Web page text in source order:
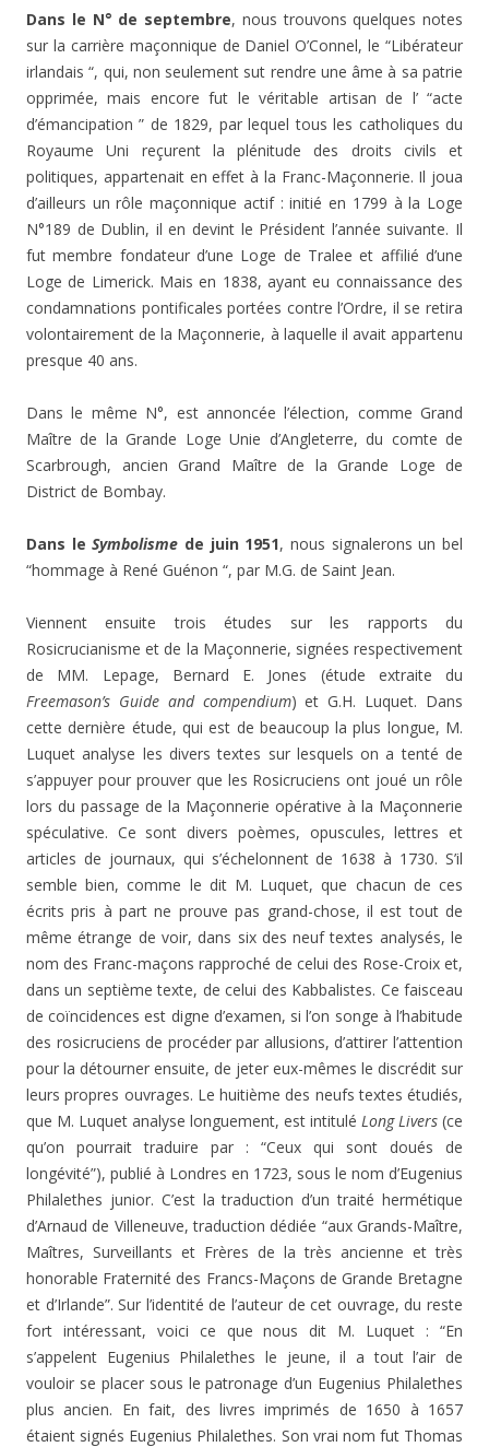
Dans le N° de septembre, nous trouvons quelques notes
sur la carrière maçonnique de Daniel O’Connel, le “Libérateur
irlandais “, qui, non seulement sut rendre une âme à sa patrie
opprimée, mais encore fut le véritable artisan de l’ “acte
d’émancipation ” de 1829, par lequel tous les catholiques du
Royaume Uni reçurent la plénitude des droits civils et
politiques, appartenait en effet à la Franc-Maçonnerie. Il joua
d’ailleurs un rôle maçonnique actif : initié en 1799 à la Loge
N°189 de Dublin, il en devint le Président l’année suivante. Il
fut membre fondateur d’une Loge de Tralee et affilié d’une
Loge de Limerick. Mais en 1838, ayant eu connaissance des
condamnations pontificales portées contre l’Ordre, il se retira
volontairement de la Maçonnerie, à laquelle il avait appartenu
presque 40 ans.
Dans le même N°, est annoncée l’élection, comme Grand
Maître de la Grande Loge Unie d’Angleterre, du comte de
Scarbrough, ancien Grand Maître de la Grande Loge de
District de Bombay.
Dans leSymbolisme de juin 1951, nous signalerons un bel
“hommage à René Guénon “, par M.G. de Saint Jean.
Viennent ensuite trois études sur les rapports du
Rosicrucianisme et de la Maçonnerie, signées respectivement
de MM. Lepage, Bernard E. Jones (étude extraite du
Freemason’s Guide and compendium) et G.H. Luquet. Dans
cette dernière étude, qui est de beaucoup la plus longue, M.
Luquet analyse les divers textes sur lesquels on a tenté de
s’appuyer pour prouver que les Rosicruciens ont joué un rôle
lors du passage de la Maçonnerie opérative à la Maçonnerie
spéculative. Ce sont divers poèmes, opuscules, lettres et
articles de journaux, qui s’échelonnent de 1638 à 1730. S’il
semble bien, comme le dit M. Luquet, que chacun de ces
écrits pris à part ne prouve pas grand-chose, il est tout de
même étrange de voir, dans six des neuf textes analysés, le
nom des Franc-maçons rapproché de celui des Rose-Croix et,
dans un septième texte, de celui des Kabbalistes. Ce faisceau
de coïncidences est digne d’examen, si l’on songe à l’habitude
des rosicruciens de procéder par allusions, d’attirer l’attention
pour la détourner ensuite, de jeter eux-mêmes le discrédit sur
leurs propres ouvrages. Le huitième des neufs textes étudiés,
que M. Luquet analyse longuement, est intitulé Long Livers (ce
qu’on pourrait traduire par : “Ceux qui sont doués de
longévité”), publié à Londres en 1723, sous le nom d’Eugenius
Philalethes junior. C’est la traduction d’un traité hermétique
d’Arnaud de Villeneuve, traduction dédiée “aux Grands-Maître,
Maîtres, Surveillants et Frères de la très ancienne et très
honorable Fraternité des Francs-Maçons de Grande Bretagne
et d’Irlande”. Sur l’identité de l’auteur de cet ouvrage, du reste
fort intéressant, voici ce que nous dit M. Luquet : “En
s’appelent Eugenius Philalethes le jeune, il a tout l’air de
vouloir se placer sous le patronage d’un Eugenius Philalethes
plus ancien. En fait, des livres imprimés de 1650 à 1657
étaient signés Eugenius Philalethes. Son vrai nom fut Thomas